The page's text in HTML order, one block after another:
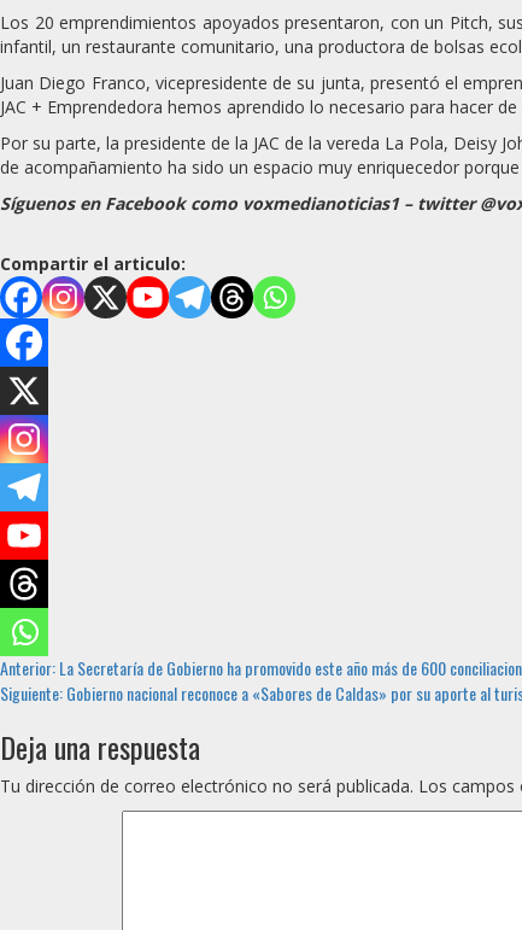
Los 20 emprendimientos apoyados presentaron, con un Pitch,
infantil, un restaurante comunitario, una productora de bolsas
Juan Diego Franco, vicepresidente de su junta, presentó el
JAC + Emprendedora hemos aprendido lo necesario para hacer
Por su parte, la presidente de la JAC de la vereda La Pola, Deisy
de acompañamiento ha sido un espacio muy enriquecedor
Síguenos en Facebook como voxmedianoticias1 – twitter
Compartir el articulo:
Sigue
leyendo
Anterior:La Secretaría de Gobierno ha promovido este año más de 600
Siguiente:Gobierno nacional reconoce a «Sabores de Caldas» por su aporte al
Deja una respuesta
Tu dirección de correo electrónico no será publicada. Los campos